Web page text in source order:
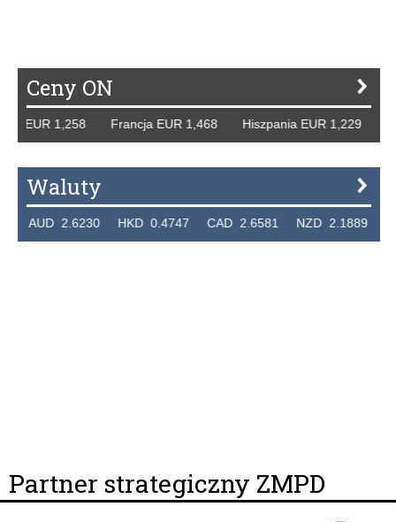
Ceny ON
1,258 Francja EUR 1,468 Hiszpania EUR 1,229 WB
Waluty
2.6230 HKD 0.4747 CAD 2.6581 NZD 2.1889
Partner strategiczny ZMPD